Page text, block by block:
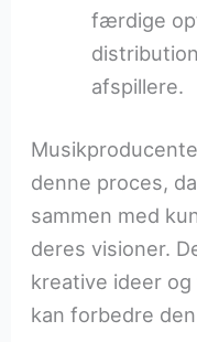
færdige
afspillere.
denne proces,
sammen med
deres visioner.
kreative ideer
kan forbedre